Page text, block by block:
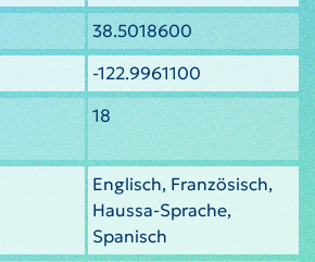
38.5018600
-122.9961100
18
Englisch, Französisch,
Haussa-Sprache,
Spanisch